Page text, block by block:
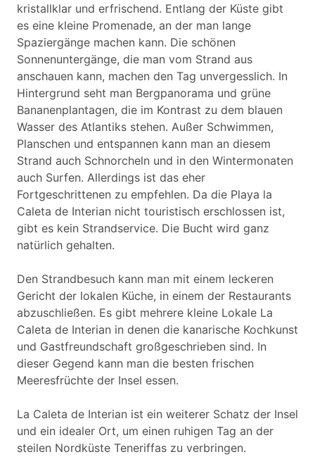
kristallklar und erfrischend. Entlang der Küste gibt
es eine kleine Promenade, an der man lange
Spaziergänge machen kann. Die schönen
Sonnenuntergänge, die man vom Strand aus
anschauen kann, machen den Tag unvergesslich. In
Hintergrund seht man Bergpanorama und grüne
Bananenplantagen, die im Kontrast zu dem blauen
Wasser des Atlantiks stehen. Außer Schwimmen,
Planschen und entspannen kann man an diesem
Strand auch Schnorcheln und in den Wintermonaten
auch Surfen. Allerdings ist das eher
Fortgeschrittenen zu empfehlen. Da die Playa la
Caleta de Interian nicht touristisch erschlossen ist,
gibt es kein Strandservice. Die Bucht wird ganz
natürlich gehalten.
Den Strandbesuch kann man mit einem leckeren
Gericht der lokalen Küche, in einem der Restaurants
abzuschließen. Es gibt mehrere kleine Lokale La
Caleta de Interian in denen die kanarische Kochkunst
und Gastfreundschaft großgeschrieben sind. In
dieser Gegend kann man die besten frischen
Meeresfrüchte der Insel essen.
La Caleta de Interian ist ein weiterer Schatz der Insel
und ein idealer Ort, um einen ruhigen Tag an der
steilen Nordküste Teneriffas zu verbringen.